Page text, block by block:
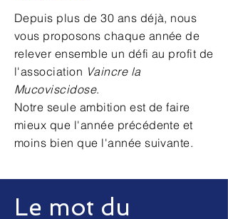
Depuis plus de 30 ans déjà, nous
vous proposons chaque année de
relever ensemble un défi au profit de
l'association Vaincre la
Mucoviscidose.
Notre seule ambition est de faire
mieux que l'année précédente et
moins bien que l'année suivante.
Le mot du